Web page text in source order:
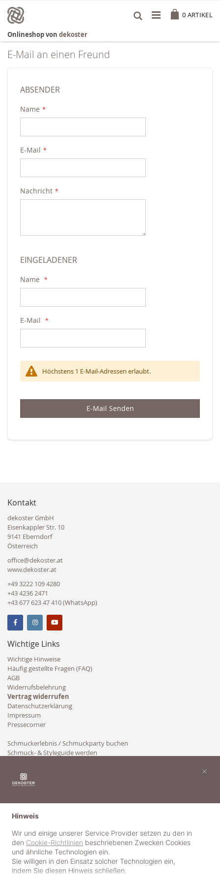
Inhalt
springen
0 ARTIKEL
Onlineshop von dekoster
E-Mail an einen Freund
ABSENDER
Name
E-Mail
Nachricht
EINGELADENER
Name
E-Mail
Höchstens 1 E-Mail-Adressen erlaubt.
E-Mail Senden
Kontakt
dekoster GmbH
Eisenkappler Str. 10
9141 Eberndorf
Österreich
office@dekoster.at
www.dekoster.at
+49 3222 109 4280
+43 4236 2471
+43 677 623 47 410 (WhatsApp)
Wichtige Links
Wichtige Hinweise
Häufig gestellte Fragen (FAQ)
AGB
Widerrufsbelehrung
Vertrag widerrufen
Datenschutzerklärung
Impressum
Pressecorner
Schmuckerlebnis / Schmuckparty buchen
Schmuck- & Styleguide werden
Hinweis
Wir und einige unserer Service Provider setzen zu den in
den Cookie-Richtlinien beschriebenen Zwecken Cookies
und ähnliche Technologien ein.
Sie willigen in den Einsatz solcher Technologien ein,
indem Sie diesen Hinweis schließen.
×